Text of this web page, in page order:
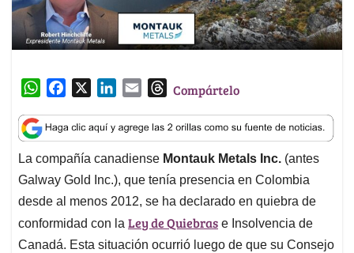
W
a
t
s
A
p
p
c
e
b
o
o
k
n
k
e
d
I
n
a
i
l
T
r
e
a
d
s
Compártelo
La compañía canadiense Montauk Metals Inc. (antes
Galway Gold Inc.), que tenía presencia en Colombia
desde al menos 2012, se ha declarado en quiebra de
conformidad con la Ley de Quiebras e Insolvencia de
Canadá. Esta situación ocurrió luego de que su Consejo